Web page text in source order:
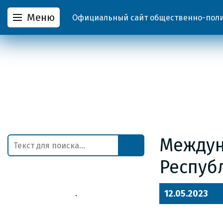
Меню Официальный сайт общественно-
12.05.2023